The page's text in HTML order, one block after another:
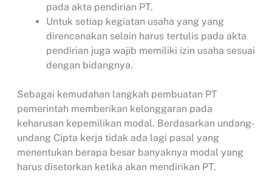
pada akta pendirian PT.
Untuk setiap kegiatan usaha yang yang
direncanakan selain harus tertulis pada akta
pendirian juga wajib memiliki izin usaha sesuai
dengan bidangnya.
Sebagai kemudahan langkah pembuatan PT
pemerintah memberikan kelonggaran pada
keharusan kepemilikan modal. Berdasarkan undang-
undang Cipta kerja tidak ada lagi pasal yang
menentukan berapa besar banyaknya modal yang
harus disetorkan ketika akan mendirikan PT.